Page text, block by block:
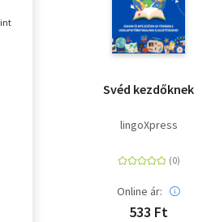
Svéd kezdőknek
lingoXpress
Online ár:
533 Ft